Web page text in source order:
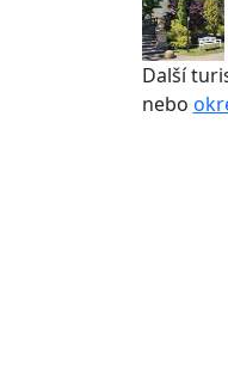
Další
nebo